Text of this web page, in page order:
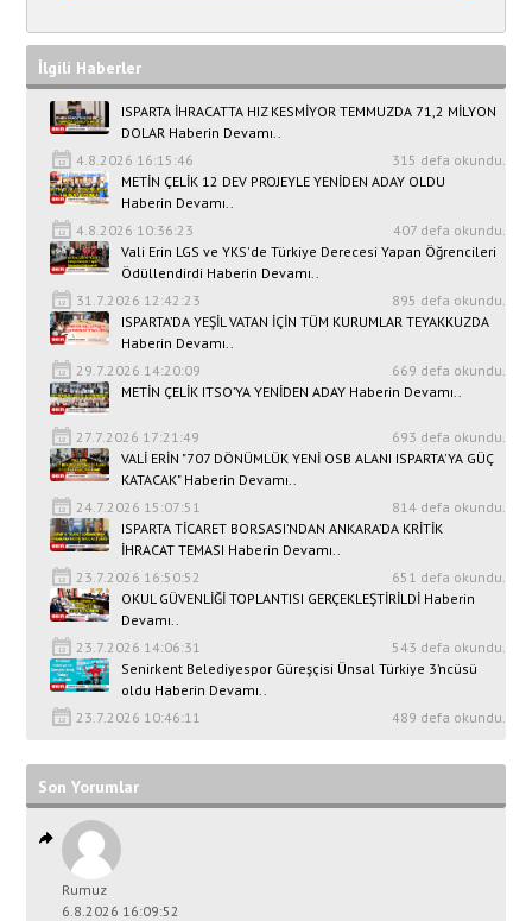
İlgili Haberler
ISPARTA İHRACATTA HIZ KESMİYOR TEMMUZDA 71,2 MİLYON
DOLAR Haberin Devamı..
4.8.2026 16:15:46
315 defa okundu.
METİN ÇELİK 12 DEV PROJEYLE YENİDEN ADAY OLDU
Haberin Devamı..
4.8.2026 10:36:23
407 defa okundu.
Vali Erin LGS ve YKS'de Türkiye Derecesi Yapan Öğrencileri
Ödüllendirdi Haberin Devamı..
31.7.2026 12:42:23
895 defa okundu.
ISPARTA’DA YEŞİL VATAN İÇİN TÜM KURUMLAR TEYAKKUZDA
Haberin Devamı..
29.7.2026 14:20:09
669 defa okundu.
METİN ÇELİK ITSO’YA YENİDEN ADAY Haberin Devamı..
27.7.2026 17:21:49
693 defa okundu.
VALİ ERİN "707 DÖNÜMLÜK YENİ OSB ALANI ISPARTA'YA GÜÇ
KATACAK" Haberin Devamı..
24.7.2026 15:07:51
814 defa okundu.
ISPARTA TİCARET BORSASI’NDAN ANKARA’DA KRİTİK
İHRACAT TEMASI Haberin Devamı..
23.7.2026 16:50:52
651 defa okundu.
OKUL GÜVENLİĞİ TOPLANTISI GERÇEKLEŞTİRİLDİ Haberin
Devamı..
23.7.2026 14:06:31
543 defa okundu.
Senirkent Belediyespor Güreşçisi Ünsal Türkiye 3’ncüsü
oldu Haberin Devamı..
23.7.2026 10:46:11
489 defa okundu.
Son Yorumlar
Rumuz
6.8.2026 16:09:52